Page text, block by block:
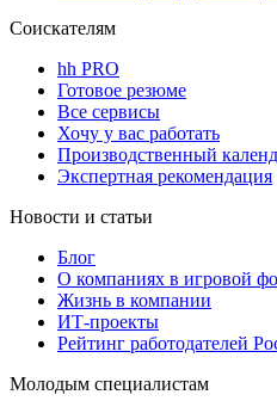
Соискателям
hh PRO
Готовое резюме
Все сервисы
Хочу у вас работать
Производственный
Экспертная рекомендация
Новости и статьи
Блог
О компаниях в игровой
Жизнь в компании
ИТ-проекты
Рейтинг работодателей
Молодым специалистам